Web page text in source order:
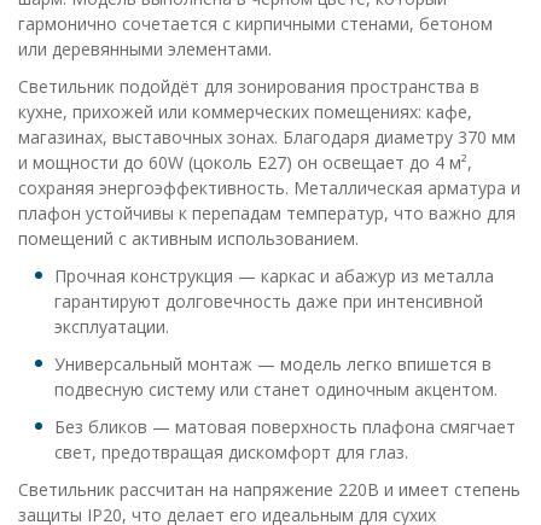
гармонично сочетается с кирпичными стенами, бетоном
или деревянными элементами.
Светильник подойдёт для зонирования пространства в
кухне, прихожей или коммерческих помещениях: кафе,
магазинах, выставочных зонах. Благодаря диаметру 370 мм
и мощности до 60W (цоколь E27) он освещает до 4 м²,
сохраняя энергоэффективность. Металлическая арматура и
плафон устойчивы к перепадам температур, что важно для
помещений с активным использованием.
Прочная конструкция — каркас и абажур из металла
гарантируют долговечность даже при интенсивной
эксплуатации.
Универсальный монтаж — модель легко впишется в
подвесную систему или станет одиночным акцентом.
Без бликов — матовая поверхность плафона смягчает
свет, предотвращая дискомфорт для глаз.
Светильник рассчитан на напряжение 220В и имеет степень
защиты IP20, что делает его идеальным для сухих